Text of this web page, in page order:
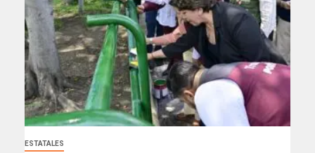
ESTATALES